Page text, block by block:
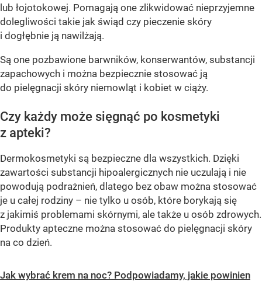
lub łojotokowej. Pomagają one zlikwidować nieprzyjemne
dolegliwości takie jak świąd czy pieczenie skóry
i dogłębnie ją nawilżają.
Są one pozbawione barwników, konserwantów, substancji
zapachowych i można bezpiecznie stosować ją
do pielęgnacji skóry niemowląt i kobiet w ciąży.
Czy każdy może sięgnąć po kosmetyki
z apteki?
Dermokosmetyki są bezpieczne dla wszystkich. Dzięki
zawartości substancji hipoalergicznych nie uczulają i nie
powodują podrażnień, dlatego bez obaw można stosować
je u całej rodziny – nie tylko u osób, które borykają się
z jakimiś problemami skórnymi, ale także u osób zdrowych.
Produkty apteczne można stosować do pielęgnacji skóry
na co dzień.
Jak wybrać krem na noc? Podpowiadamy, jakie powinien